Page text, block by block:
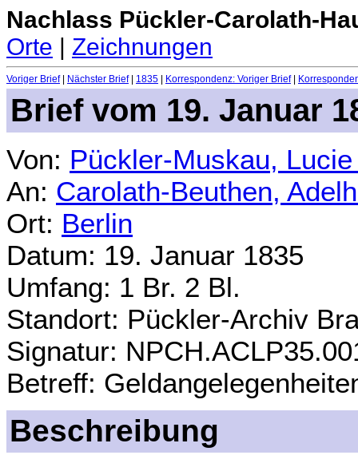
Nachlass Pückler-Carolath-
Orte | Zeichnungen
Voriger Brief| Nächster Brief| 1835 Korrespondenz: Voriger Brief|
Brief vom 19. Januar
Von: Pückler-Muskau,
An: Carolath-Beuthen,
Ort: Berlin
Datum: 19. Januar 1835
Umfang: 1 Br. 2 Bl.
Standort: Pückler-Archiv
Signatur:
Betreff:
Beschreibung